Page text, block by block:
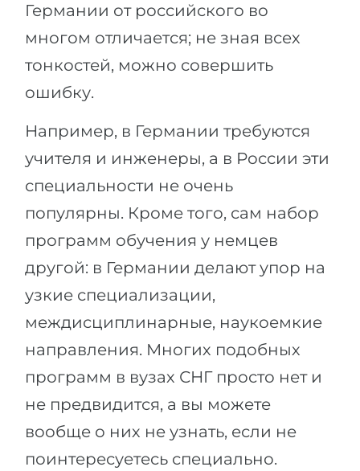
Германии от российского во
многом отличается; не зная всех
тонкостей, можно совершить
ошибку.
Например, в Германии требуются
учителя и инженеры, а в России эти
специальности не очень
популярны. Кроме того, сам набор
программ обучения у немцев
другой: в Германии делают упор на
узкие специализации,
междисциплинарные, наукоемкие
направления. Многих подобных
программ в вузах СНГ просто нет и
не предвидится, а вы можете
вообще о них не узнать, если не
поинтересуетесь специально.